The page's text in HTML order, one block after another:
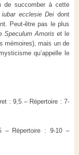
de succomber à cette
iubar ecclesie Deidont
Peut-être pas le plus
Speculum Amoris et le
mémoires), mais un de
qu’appelle le
: 9,5 – Répertoire : 7-
– Répertoire : 9-10 –